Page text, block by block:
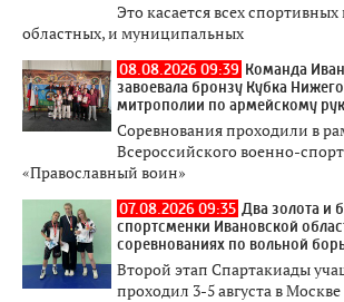
Это касается всех
областных, и муниципальных
08.08.2026 09:39 Команда
завоевала бронзу Кубка
митрополии по армейскому
Соревнования проходили в
Всероссийского военно-
«Православный воин»
07.08.2026 09:35 Два золота и
спортсменки Ивановской
соревнованиях по вольной
Второй этап Спартакиады
проходил 3-5 августа в Москве